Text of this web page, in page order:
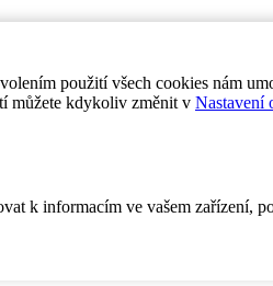
použití všech cookies nám
můžete kdykoliv změnit v Nastavení
k informacím ve vašem zařízení,